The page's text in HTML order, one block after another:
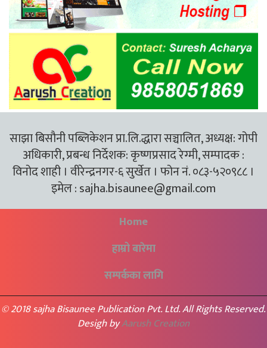
साझा बिसौनी पब्लिकेशन प्रा.लि.द्धारा सञ्चालित, अध्यक्ष: गोपी
अधिकारी, प्रबन्ध निर्देशक: कृष्णप्रसाद रेग्मी, सम्पादक :
विनोद शाही । वीरेन्द्रनगर-६ सुर्खेत । फोन नं. ०८३-५२०९८८ ।
इमेल :sajha.bisaunee@gmail.com
Home
हाम्रो बारेमा
सम्पर्कका लागि
© 2018 sajha Bisaunee Publication Pvt. Ltd. All Rights Reserved.
Desigh byAarush Creation